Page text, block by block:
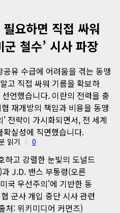
요하면 직접 싸워
철수’ 시사 파장
유 수급에 어려움을 겪는 동맹
고 직접 싸워 기름을 확보하
언했습니다. 이란의 전력을 충
재개방의 책임과 비용을 동맹
전략이 가시화되면서, 전 세계
실성에 직면했습니다.
읽기 0